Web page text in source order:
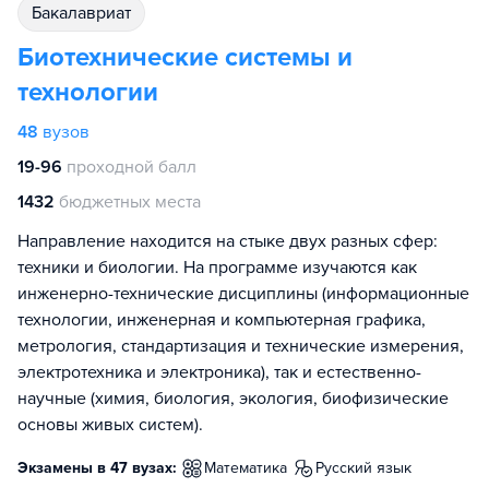
бакалавриат
Биотехнические системы и
технологии
48 вузов
19-96 проходной балл
1432 бюджетных места
Направление находится на стыке двух разных сфер:
техники и биологии. На программе изучаются как
инженерно-технические дисциплины (информационные
технологии, инженерная и компьютерная графика,
метрология, стандартизация и технические измерения,
электротехника и электроника), так и естественно-
научные (химия, биология, экология, биофизические
основы живых систем).
Экзамены в 47 вузах: математика
русский язык